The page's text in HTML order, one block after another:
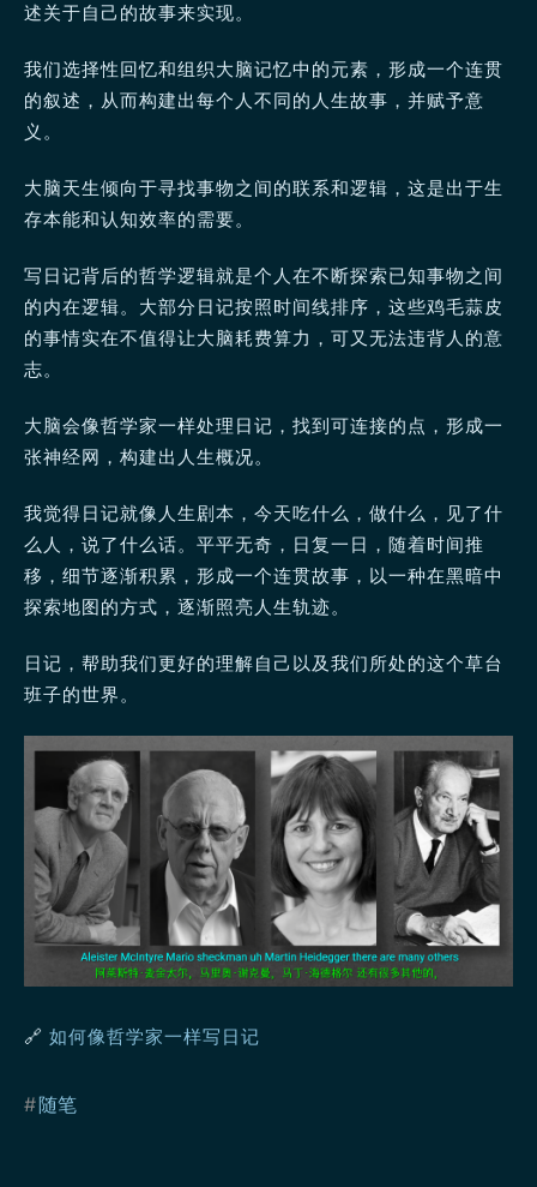
述关于自己的故事来实现。
我们选择性回忆和组织大脑记忆中的元素，形成一个连贯
的叙述，从而构建出每个人不同的人生故事，并赋予意
义。
大脑天生倾向于寻找事物之间的联系和逻辑，这是出于生
存本能和认知效率的需要。
写日记背后的哲学逻辑就是个人在不断探索已知事物之间
的内在逻辑。大部分日记按照时间线排序，这些鸡毛蒜皮
的事情实在不值得让大脑耗费算力，可又无法违背人的意
志。
大脑会像哲学家一样处理日记，找到可连接的点，形成一
张神经网，构建出人生概况。
我觉得日记就像人生剧本，今天吃什么，做什么，见了什
么人，说了什么话。平平无奇，日复一日，随着时间推
移，细节逐渐积累，形成一个连贯故事，以一种在黑暗中
探索地图的方式，逐渐照亮人生轨迹。
日记，帮助我们更好的理解自己以及我们所处的这个草台
班子的世界。
🔗 如何像哲学家一样写日记
#随笔